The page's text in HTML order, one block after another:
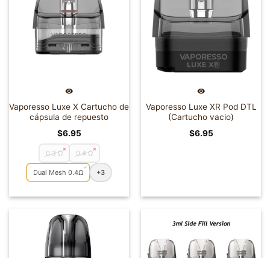
Vaporesso Luxe X Cartucho de
cápsula de repuesto
$6.95
0.3 Ω 0.4 Ω
Dual Mesh 0.4Ω +3
Vaporesso Luxe XR Pod DTL
(Cartucho vacio)
$6.95